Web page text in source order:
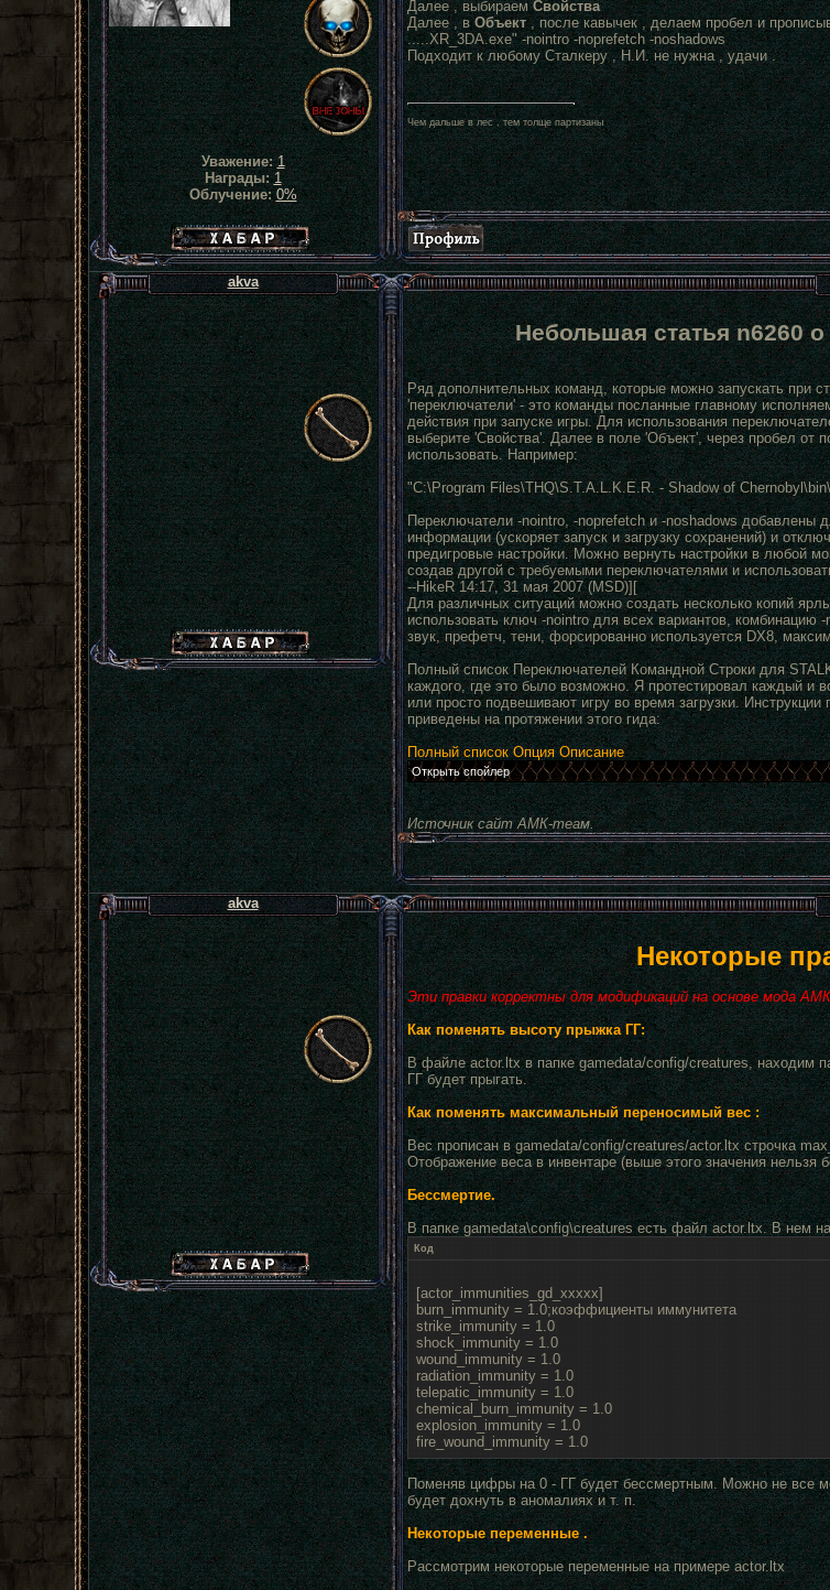
Далее , выбираемСвойства
Далее , вОбъект, после кавычек , делаем пробел и
.....XR_3DA.exe" -nointro -noprefetch -noshadows
Подходит к любому Сталкеру , Н.И. не нужна , удачи .
Чем дальше в лес , тем толще партизаны
Уважение:1
Награды: 1
Облучение:0%
Хабар сталкера
Небольшая статья n6260
Ряд дополнительных команд, которые можно запускать при
'переключатели' - это команды посланные главному
действия при запуске игры. Для использования
выберите 'Свойства'. Далее в поле 'Объект', через пробел от
использовать. Например:
"C:\Program Files\THQ\S.T.A.L.K.E.R. - Shadow of
Переключатели -nointro, -noprefetch и -noshadows добавлены
информации (ускоряет запуск и загрузку сохранений) и
предигровые настройки. Можно вернуть настройки в любой
создав другой с требуемыми переключателями и
--HikeR 14:17, 31 мая 2007 (MSD)][
Для различных ситуаций можно создать несколько копий
использовать ключ -nointro для всех вариантов, комбинацию
звук, префетч, тени, форсированно используется DX8,
Полный список Переключателей Командной Строки для
каждого, где это было возможно. Я протестировал каждый и
или просто подвешивают игру во время загрузки.
приведены на протяжении этого гида:
Полный список Опция Описание
Источник сайт АМК-теам.
akva
Хабар сталкера
Некоторые
Эти правки корректны для модификаций на основе мода
Как поменять высоту прыжка ГГ:
В файле actor.ltx в папке gamedata/config/creatures,
ГГ будет прыгать.
Как поменять максимальный переносимый вес :
Вес прописан в gamedata/config/creatures/actor.ltx строчка
Отображение веса в инвентаре (выше этого значения нельзя
Бессмертие.
В папке gamedata\config\creatures есть файл actor.ltx. В нем
Код
[actor_immunities_gd_xxxxx]
burn_immunity = 1.0;коэффициенты иммунитета
strike_immunity = 1.0
shock_immunity = 1.0
wound_immunity = 1.0
radiation_immunity = 1.0
telepatic_immunity = 1.0
chemical_burn_immunity = 1.0
explosion_immunity = 1.0
fire_wound_immunity = 1.0
Поменяв цифры на 0 - ГГ будет бессмертным. Можно не все
будет дохнуть в аномалиях и т. п.
Некоторые переменные .
Рассмотрим некоторые переменные на примере actor.ltx
akva
Хабар сталкера